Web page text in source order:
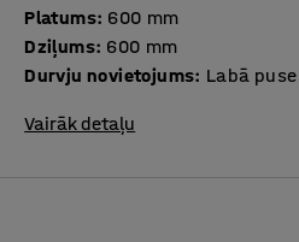
Platums: 600 mm
Dziļums: 600 mm
Durvju novietojums: Labā puse
Vairāk detaļu